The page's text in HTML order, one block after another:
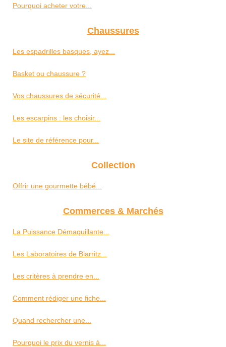
Pourquoi acheter votre...
Chaussures
Les espadrilles basques, ayez...
Basket ou chaussure ?
Vos chaussures de sécurité...
Les escarpins : les choisir...
Le site de référence pour...
Collection
Offrir une gourmette bébé...
Commerces & Marchés
La Puissance Démaquillante...
Les Laboratoires de Biarritz...
Les critères à prendre en...
Comment rédiger une fiche...
Quand rechercher une...
Pourquoi le prix du vernis à...